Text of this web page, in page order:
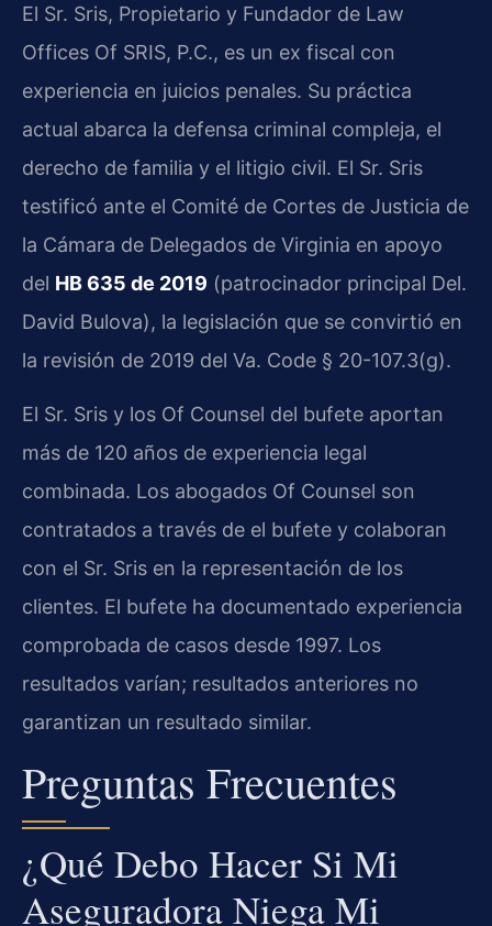
El Sr. Sris, Propietario y Fundador de Law
Offices Of SRIS, P.C., es un ex fiscal con
experiencia en juicios penales. Su práctica
actual abarca la defensa criminal compleja, el
derecho de familia y el litigio civil. El Sr. Sris
testificó ante el Comité de Cortes de Justicia de
la Cámara de Delegados de Virginia en apoyo
del HB 635 de 2019 (patrocinador principal Del.
David Bulova), la legislación que se convirtió en
la revisión de 2019 del Va. Code § 20-107.3(g).
El Sr. Sris y los Of Counsel del bufete aportan
más de 120 años de experiencia legal
combinada. Los abogados Of Counsel son
contratados a través de el bufete y colaboran
con el Sr. Sris en la representación de los
clientes. El bufete ha documentado experiencia
comprobada de casos desde 1997. Los
resultados varían; resultados anteriores no
garantizan un resultado similar.
Preguntas Frecuentes
¿Qué Debo Hacer Si Mi
Aseguradora Niega Mi